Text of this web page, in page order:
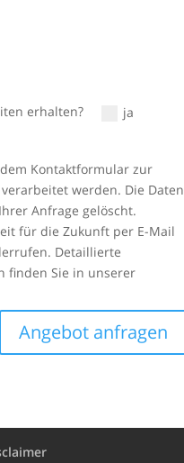
erhalten? ja
Kontaktformular zur
werden. Die Daten
Anfrage gelöscht.
für die Zukunft per E-Mail
Detaillierte
finden Sie in unserer
Angebot anfragen